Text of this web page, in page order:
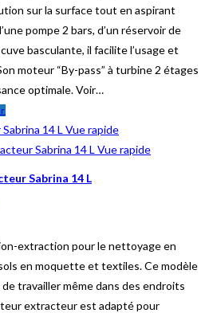
sur la surface tout en aspirant
pompe 2 bars, d’un réservoir de
basculante, il facilite l’usage et
moteur “By-pass” à turbine 2 étages
optimale. Voir…
Vue rapide
Vue rapide
Sabrina 14 L
extraction pour le nettoyage en
en moquette et textiles. Ce modèle
travailler même dans des endroits
extracteur est adapté pour